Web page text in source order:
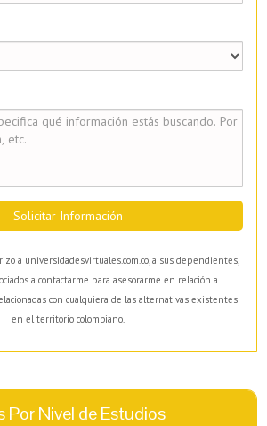
Solicitar Información
a universidadesvirtuales.com.co, a sus dependientes,
a contactarme para asesorarme en relación a
con cualquiera de las alternativas existentes
en el territorio colombiano.
Por Nivel de Estudios